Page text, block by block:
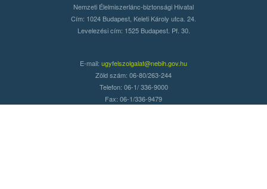
Nemzeti Élelmiszerlánc-biztonsági Hivatal
Cím: 1024 Budapest, Keleti Károly utca. 24.
Levelezési cím: 1525 Budapest. Pf. 30.
E-mail: ugyfelszolgalat@nebih.gov.hu
Zöld szám: 06-80/263-244
Telefon: 06-1/ 336-9000
Fax: 06-1/336-9479